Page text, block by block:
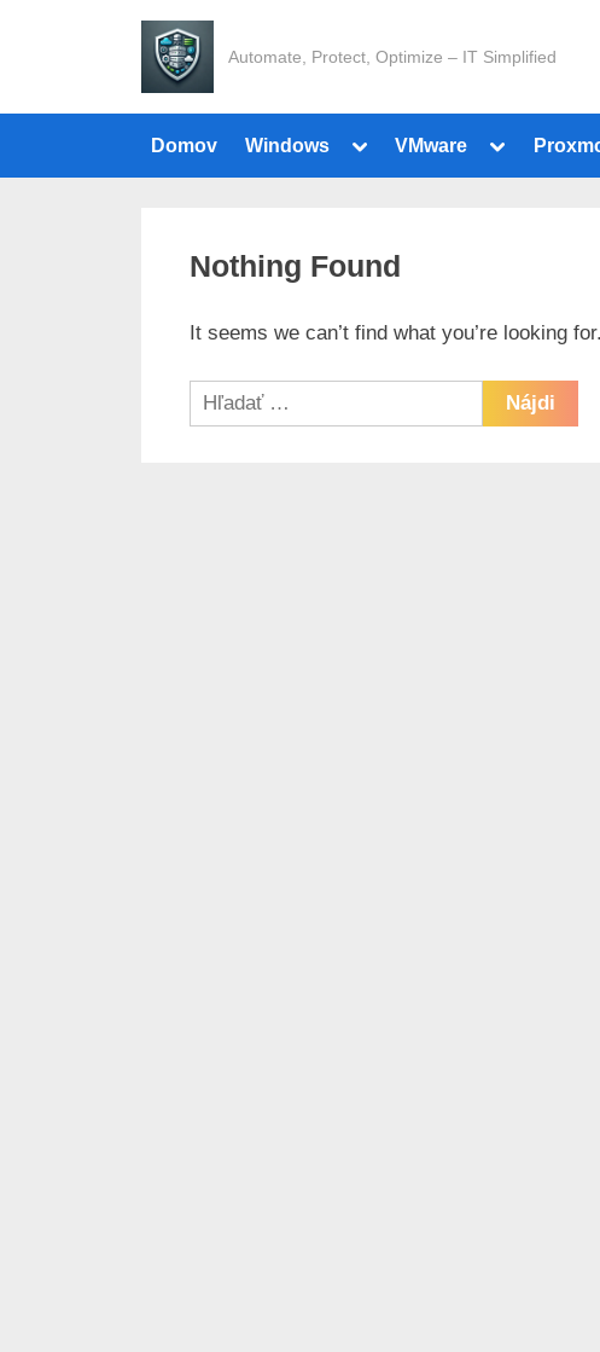
Automate, Protect, Optimize – IT Simplified
Domov Windows
Toggle
menu
VMware
Toggle
menu
Nothing Found
It seems we can’t find what you’re looking
Hľadať: